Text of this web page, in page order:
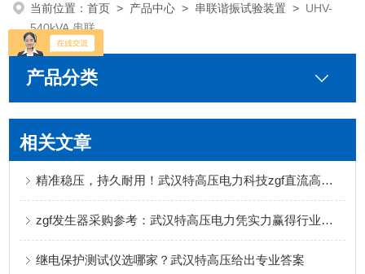
当前位置：首页 > 产品中心 > 串联谐振试验装置 > UHV-
540kVA 串联
产品分类
相关文章
精准稳压，持久耐用！武汉特高压电力科技zgf直流高压发生器获行业广泛认可
zgf发生器采购参考：武汉特高压电力凭实力赢得行业认可
继电保护测试仪选哪家？武汉特高压给出专业答案